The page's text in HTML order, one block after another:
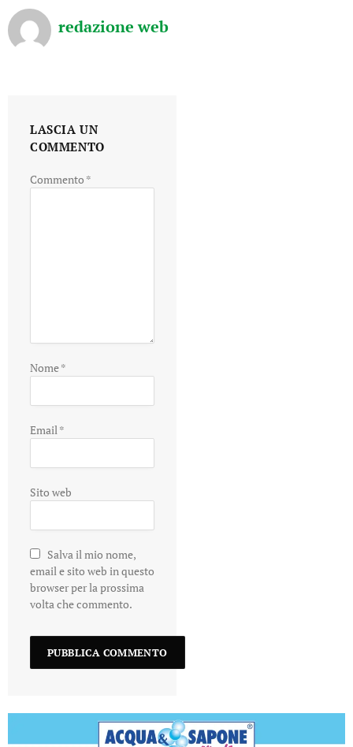
redazione web
LASCIA UN
COMMENTO
Commento *
Nome*
Email*
Sito web
Salva il mio nome,
email e sito web in questo
browser per la prossima
volta che commento.